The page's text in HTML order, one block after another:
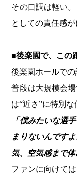
その口調は軽い
としての責任感が
■後楽園で、この
後楽園ホールでの
普段は大規模会
は“近さ”に特別な
「僕みたいな選
まりないんです
気、空気感まで体
ファンに向けて